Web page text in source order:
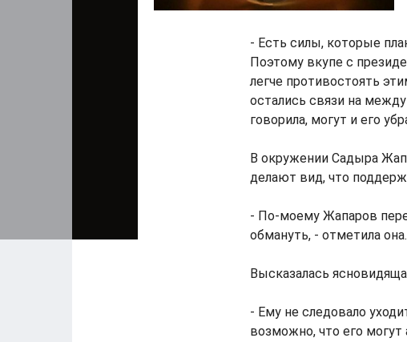
- Есть силы, которые
Поэтому вкупе с
легче противостоять
остались связи на
говорила, могут и его
В окружении Садыра
делают вид, что
- По-моему Жапаров
обмануть, - отметила она.
Высказалась
- Ему не следовало
возможно, что его могут